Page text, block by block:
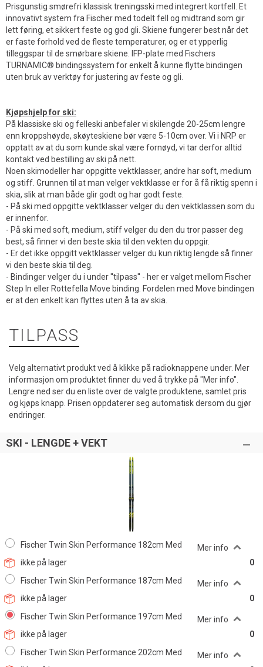
Prisgunstig smørefri klassisk treningsski med integrert kortfell. Et
innovativt system fra Fischer med todelt fell og midtrand som gir
lett føring, et sikkert feste og god gli. Skiene fungerer best når det
er faste forhold ved de fleste temperaturer, og er et ypperlig
tilleggspar til de smørbare skiene. IFP-plate med Fischers
TURNAMIC® bindingssystem for enkelt å kunne flytte bindingen
uten bruk av verktøy for justering av feste og gli.
Kjøpshjelp for ski:
På klassiske ski og felleski anbefaler vi skilengde 20-25cm lengre
enn kroppshøyde, skøyteskiene bør være 5-10cm over. Vi i NRP er
opptatt av at du som kunde skal være fornøyd, vi tar derfor alltid
kontakt ved bestilling av ski på nett.
Noen skimodeller har oppgitte vektklasser, andre har soft, medium
og stiff. Grunnen til at man velger vektklasse er for å få riktig spenn i
skia, slik at man både glir godt og har godt feste.
- På ski med oppgitte vektklasser velger du den vektklassen som du
er innenfor.
- På ski med soft, medium, stiff velger du den du tror passer deg
best, så finner vi den beste skia til den vekten du oppgir.
- Er det ikke oppgitt vektklasser velger du kun riktig lengde så finner
vi den beste skia til deg.
- Bindinger velger du i under ''tilpass'' - her er valget mellom Fischer
Step In eller Rottefella Move binding. Fordelen med Move bindingen
er at den enkelt kan flyttes uten å ta av skia.
TILPASS
Velg alternativt produkt ved å klikke på radioknappene under. Mer
informasjon om produktet finner du ved å trykke på "Mer info".
Lengre ned ser du en liste over de valgte produktene, samlet pris
og kjøps knapp. Prisen oppdaterer seg automatisk dersom du gjør
endringer.
SKI - LENGDE + VEKT
Fischer Twin Skin Performance 182cm Med
Mer info
ikke på lager
0
Fischer Twin Skin Performance 187cm Med
Mer info
ikke på lager
0
Fischer Twin Skin Performance 197cm Med
Mer info
ikke på lager
0
Fischer Twin Skin Performance 202cm Med
Mer info